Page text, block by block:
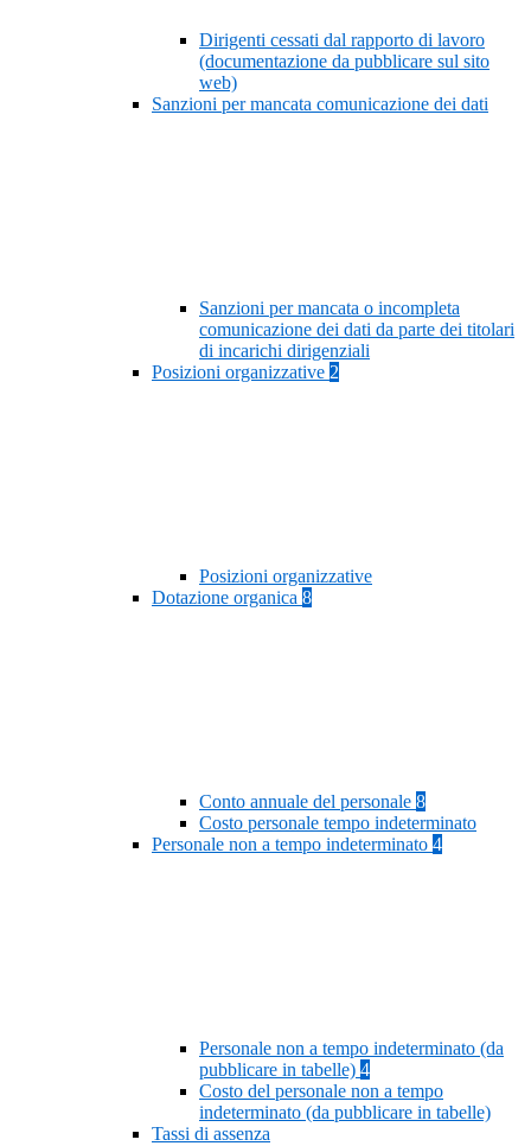
Dirigenti cessati dal rapporto di lavoro
(documentazione da pubblicare sul sito
web)
Sanzioni per mancata comunicazione dei dati
Sanzioni per mancata o incompleta
comunicazione dei dati da parte dei titolari
di incarichi dirigenziali
Posizioni organizzative 2
Posizioni organizzative
Dotazione organica 8
Conto annuale del personale 8
Costo personale tempo indeterminato
Personale non a tempo indeterminato 4
Personale non a tempo indeterminato (da
pubblicare in tabelle) 4
Costo del personale non a tempo
indeterminato (da pubblicare in tabelle)
Tassi di assenza